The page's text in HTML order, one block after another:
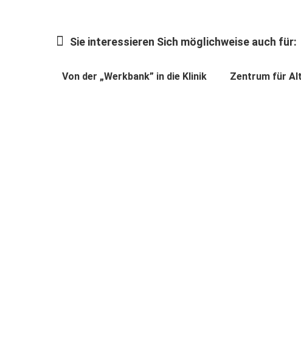
Sie interessieren Sich möglichweise auch für:
Von der „Werkbank” in die Klinik Zentrum für